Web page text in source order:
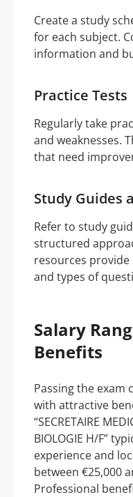
Create a study
for each subject.
information and
Practice Tests
Regularly take
and weaknesses.
that need
Study Guides
Refer to study
structured
resources
and types of
Salary
Benefits
Passing the exam
with attractive
“SECRETAIRE
BIOLOGIE H/F”
experience and
between €25,000
Professional